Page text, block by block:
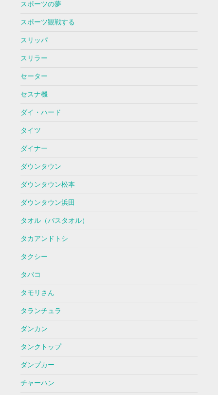
スポーツの夢
スポーツ観戦する
スリッパ
スリラー
セーター
セスナ機
ダイ・ハード
タイツ
ダイナー
ダウンタウン
ダウンタウン松本
ダウンタウン浜田
タオル（バスタオル）
タカアンドトシ
タクシー
タバコ
タモリさん
タランチュラ
ダンカン
タンクトップ
ダンプカー
チャーハン